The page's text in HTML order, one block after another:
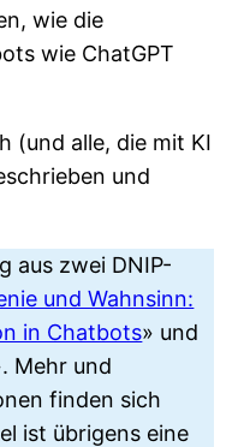
wie die
wie ChatGPT
(und alle, die mit KI
und
aus zwei DNIP-
und Wahnsinn:
in Chatbots» und
Mehr und
finden sich
ist übrigens eine